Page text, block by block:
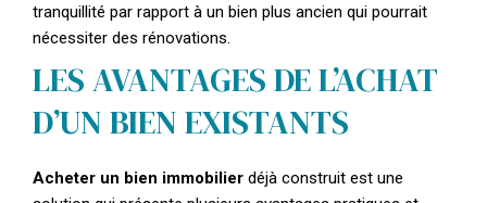
tranquillité par rapport à un bien plus ancien qui pourrait
nécessiter des rénovations.
LES AVANTAGES DE L’ACHAT
D’UN BIEN EXISTANTS
Acheter un bien immobilier déjà construit est une